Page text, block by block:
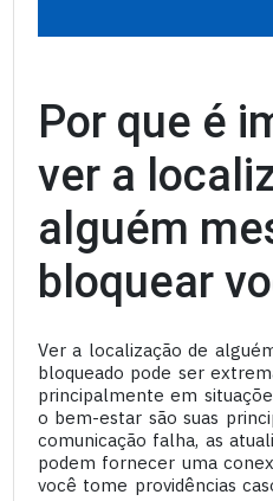
Por que é
ver a
alguém
bloquear
Ver a localização de
bloqueado pode ser
principalmente em
o bem-estar são suas
comunicação falha, as
podem fornecer uma
você tome providências